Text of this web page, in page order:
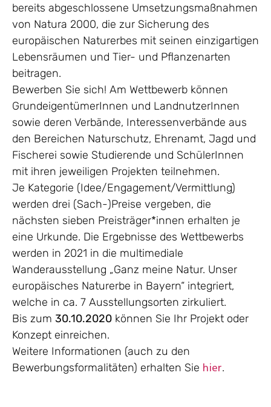
bereits abgeschlossene Umsetzungsmaßnahmen
von Natura 2000, die zur Sicherung des
europäischen Naturerbes mit seinen einzigartigen
Lebensräumen und Tier- und Pflanzenarten
beitragen.
Bewerben Sie sich! Am Wettbewerb können
GrundeigentümerInnen und LandnutzerInnen
sowie deren Verbände, Interessenverbände aus
den Bereichen Naturschutz, Ehrenamt, Jagd und
Fischerei sowie Studierende und SchülerInnen
mit ihren jeweiligen Projekten teilnehmen.
Je Kategorie (Idee/Engagement/Vermittlung)
werden drei (Sach-)Preise vergeben, die
nächsten sieben Preisträger*innen erhalten je
eine Urkunde. Die Ergebnisse des Wettbewerbs
werden in 2021 in die multimediale
Wanderausstellung „Ganz meine Natur. Unser
europäisches Naturerbe in Bayern“ integriert,
welche in ca. 7 Ausstellungsorten zirkuliert.
Bis zum 30.10.2020 können Sie Ihr Projekt oder
Konzept einreichen.
Weitere Informationen (auch zu den
Bewerbungsformalitäten) erhalten Sie hier.